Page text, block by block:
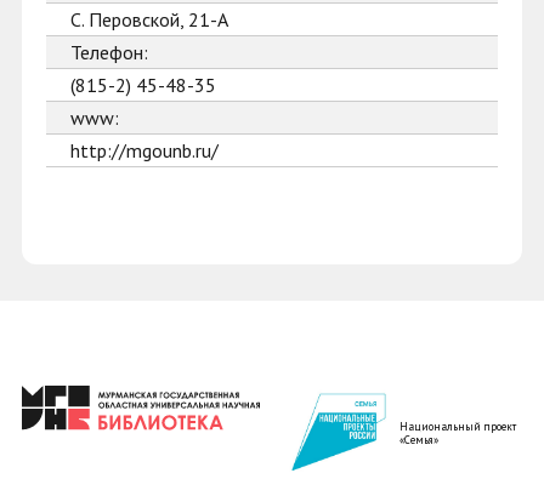
С. Перовской, 21-А
Телефон:
(815-2) 45-48-35
www:
http://mgounb.ru/
Национальный проект
«Семья»